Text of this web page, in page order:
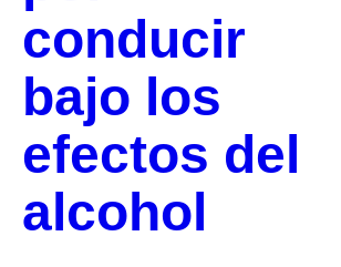
conducir
bajo los
efectos del
alcohol